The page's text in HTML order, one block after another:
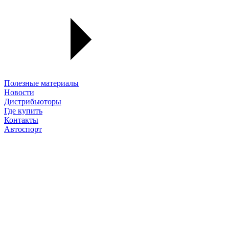
Полезные материалы
Новости
Дистрибьюторы
Где купить
Контакты
Автоспорт